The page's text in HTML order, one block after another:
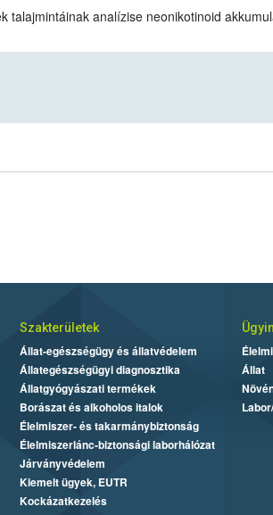
talajmintáinak analízise neonikotinoid
Szakterületek
Állat-egészségügy és állatvédelem
Állategészségügyi diagnosztika
Állatgyógyászati termékek
Borászat és alkoholos italok
Élelmiszer- és takarmánybiztonság
Élelmiszerlánc-biztonsági laborhálózat
Járványvédelem
Kiemelt ügyek, EUTR
Kockázatkezelés
Állat